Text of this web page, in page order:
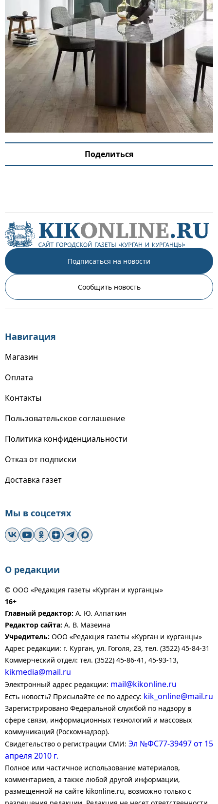
Поделиться
Подписаться на новости
Сообщить новость
Навигация
Магазин
Оплата
Контакты
Пользовательское соглашение
Политика конфиденциальности
Отказ от подписки
Доставка газет
Мы в соцсетях
О редакции
© ООО «Редакция газеты «Курган и курганцы»
16+
Главный редактор: А. Ю. Алпаткин
Редактор сайта: А. В. Мазеина
Учредитель: ООО «Редакция газеты «Курган и курганцы»
Адрес редакции: г. Курган, ул. Гоголя, 23, тел. (3522) 45-84-31
Коммерческий отдел: тел. (3522) 45-86-41, 45-93-13,
kikmedia@mail.ru
Электронный адрес редакции: mail@kikonline.ru
Есть новость? Присылайте ее по адресу: kik_online@mail.ru
Зарегистрировано Федеральной службой по надзору в
сфере связи, информационных технологий и массовых
коммуникаций (Роскомнадзор).
Свидетельство о регистрации СМИ: Эл №ФС77-39497 от 15
апреля 2010 г.
Полное или частичное использование материалов,
комментариев, а также любой другой информации,
размещенной на сайте kikonline.ru, возможно только с